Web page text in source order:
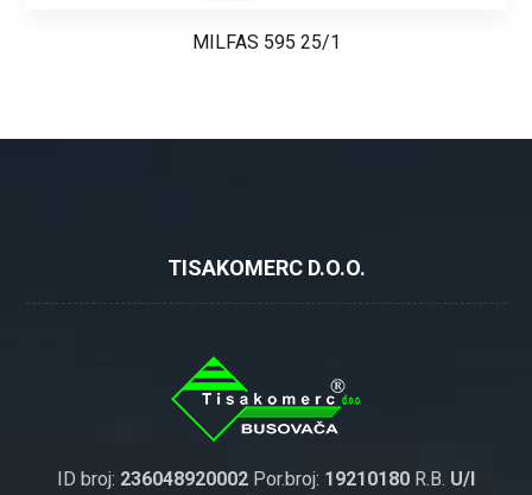
MILFAS 595 25/1
TISAKOMERC D.O.O.
ID broj: 236048920002 Por.broj: 19210180 R.B. U/I